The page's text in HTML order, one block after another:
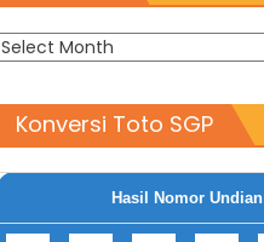
Archives
Konversi Toto SGP
Hasil Nomor Undian